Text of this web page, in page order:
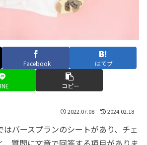
Facebook はてブ
コピー
2022.07.08 2024.02.18
バースプランのシートがあり、チェ